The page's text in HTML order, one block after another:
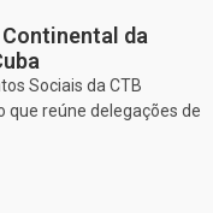
da
Sociais da CTB
que reúne delegações de